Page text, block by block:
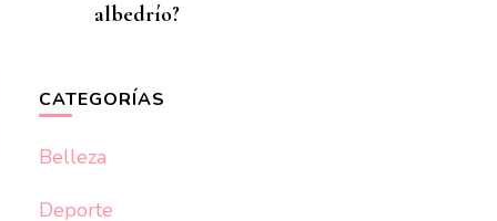
albedrío?
CATEGORÍAS
Belleza
Deporte